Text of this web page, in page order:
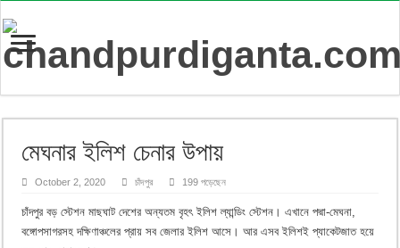
মেঘনার ইলিশ চেনার উপায়
October 2, 2020 চাঁদপুর 199 পড়েছেন
চাঁদপুর বড় স্টেশন মাছঘাট দেশের অন্যতম বৃহৎ ইলিশ ল্যান্ডিং স্টেশন। এখানে পদ্মা-মেঘনা,
বঙ্গোপসাগরসহ দক্ষিণাঞ্চলের প্রায় সব জেলার ইলিশ আসে। আর এসব ইলিশই প্যাকেটজাত হয়ে